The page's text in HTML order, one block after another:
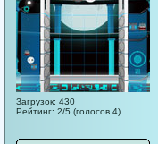
Загрузок: 430
Рейтинг: 2/5 (голосов 4)